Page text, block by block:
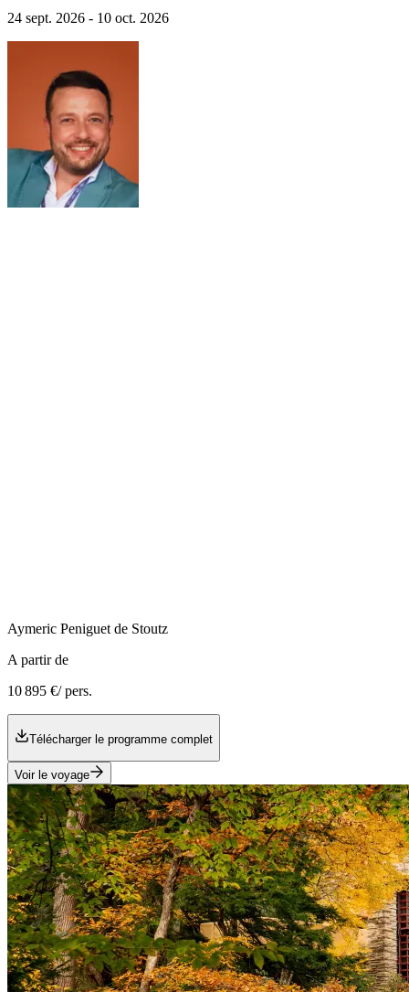
hydroélectrique Jean-Lesage. Découverte de la baie de Fundy,
Lunenburg, classé à l'UNESCO, Halifax, Martha's Vineyard,
24 sept. 2026 - 10 oct. 2026
Aymeric Peniguet de Stoutz
A partir de
10 895 €/ pers.
Télécharger le programme complet
Voir le voyage